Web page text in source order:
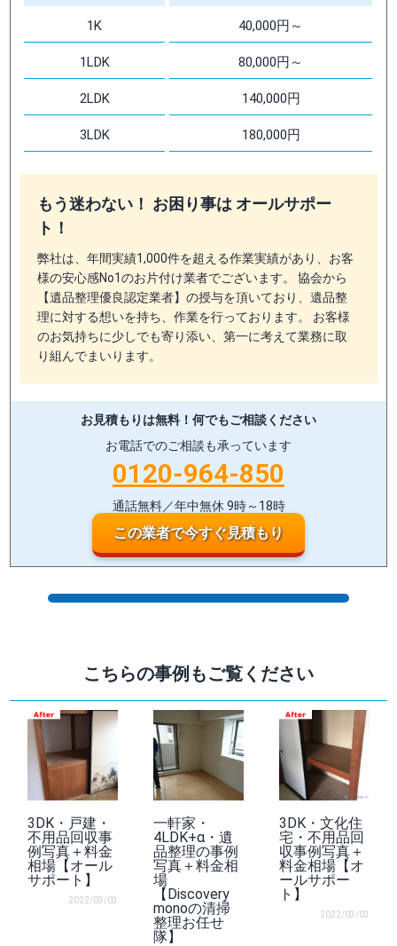
1K 40,000円～
1LDK 80,000円～
2LDK 140,000円
3LDK 180,000円
もう迷わない！ お困り事は オールサポー
ト！
弊社は、年間実績1,000件を超える作業実績があり、お客
様の安心感No1のお片付け業者でございます。 協会から
【遺品整理優良認定業者】の授与を頂いており、遺品整
理に対する想いを持ち、作業を行っております。 お客様
のお気持ちに少しでも寄り添い、第一に考えて業務に取
り組んでまいります。
お見積もりは無料！ 何でもご相談ください
お電話でのご相談も承っています
0120-964-850
通話無料／年中無休 9時～18時
この業者で今すぐ見積もり
こちらの事例もご覧ください
3DK・戸建・
不用品回収事
例写真＋料金
相場【オール
サポート】
2022/03/03
一軒家・
4LDK+α・遺
品整理の事例
写真＋料金相
場
【Discovery
monoの清掃
整理お任せ
隊】
3DK・文化住
宅・不用品回
収事例写真＋
料金相場【オ
ールサポー
ト】
2022/03/03